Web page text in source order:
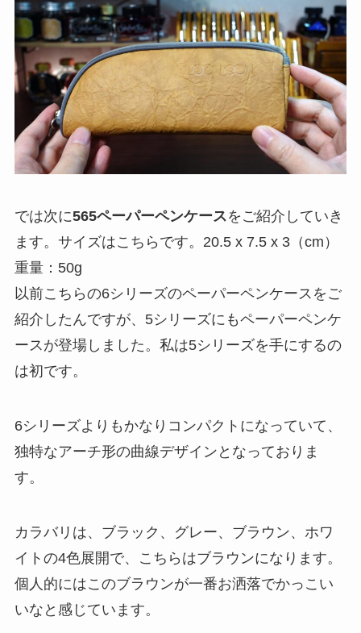
では次に565ペーパーペンケースをご紹介していき
ます。サイズはこちらです。20.5 x 7.5 x 3（cm）
重量：50g
以前こちらの6シリーズのペーパーペンケースをご
紹介したんですが、5シリーズにもペーパーペンケ
ースが登場しました。私は5シリーズを手にするの
は初です。
6シリーズよりもかなりコンパクトになっていて、
独特なアーチ形の曲線デザインとなっておりま
す。
カラバリは、ブラック、グレー、ブラウン、ホワ
イトの4色展開で、こちらはブラウンになります。
個人的にはこのブラウンが一番お洒落でかっこい
いなと感じています。